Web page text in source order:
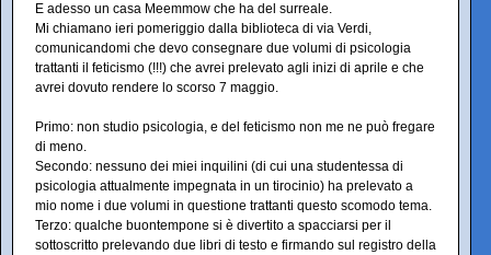
E adesso un casa Meemmow che ha del surreale.
Mi chiamano ieri pomeriggio dalla biblioteca di via Verdi,
comunicandomi che devo consegnare due volumi di psicologia
trattanti il feticismo (!!!) che avrei prelevato agli inizi di aprile e che
avrei dovuto rendere lo scorso 7 maggio.
Primo: non studio psicologia, e del feticismo non me ne può fregare
di meno.
Secondo: nessuno dei miei inquilini (di cui una studentessa di
psicologia attualmente impegnata in un tirocinio) ha prelevato a
mio nome i due volumi in questione trattanti questo scomodo tema.
Terzo: qualche buontempone si è divertito a spacciarsi per il
sottoscritto prelevando due libri di testo e firmando sul registro della